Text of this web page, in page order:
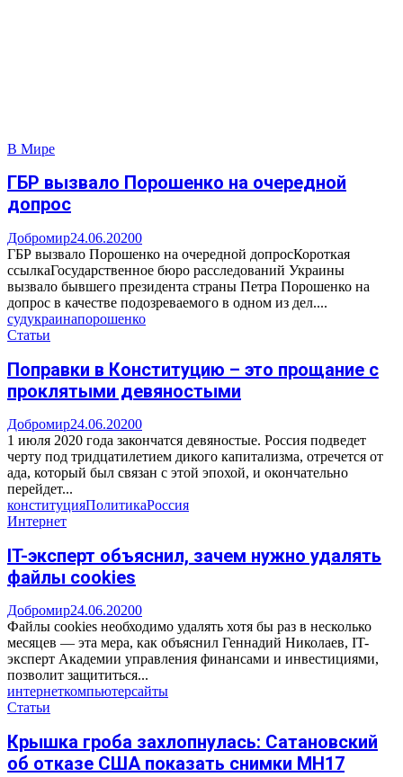
В Мире
ГБР вызвало Порошенко на очередной
допрос
Добромир24.06.20200
ГБР вызвало Порошенко на очередной допросКороткая
ссылкаГосударственное бюро расследований Украины
вызвало бывшего президента страны Петра Порошенко на
допрос в качестве подозреваемого в одном из дел....
судукраинапорошенко
Статьи
Поправки в Конституцию – это прощание с
проклятыми девяностыми
Добромир24.06.20200
1 июля 2020 года закончатся девяностые. Россия подведет
черту под тридцатилетием дикого капитализма, отречется от
ада, который был связан с этой эпохой, и окончательно
перейдет...
конституцияПолитикаРоссия
Интернет
IT-эксперт объяснил, зачем нужно удалять
файлы cookies
Добромир24.06.20200
Файлы cookies необходимо удалять хотя бы раз в несколько
месяцев — эта мера, как объяснил Геннадий Николаев, IT-
эксперт Академии управления финансами и инвестициями,
позволит защититься...
интернеткомпьютерсайты
Статьи
Крышка гроба захлопнулась: Сатановский
об отказе США показать снимки MH17